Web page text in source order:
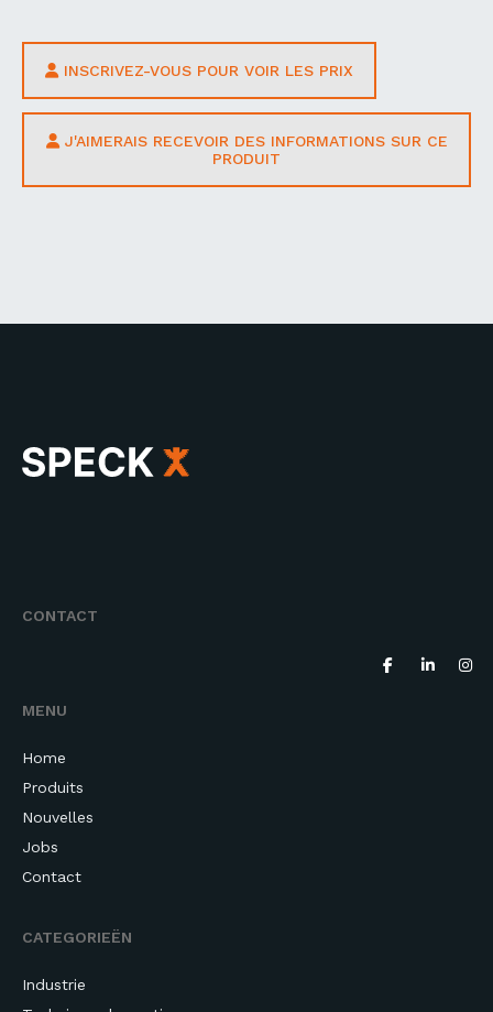
INSCRIVEZ-VOUS POUR VOIR LES PRIX
J'AIMERAIS RECEVOIR DES INFORMATIONS SUR CE
PRODUIT
CONTACT
MENU
Home
Produits
Nouvelles
Jobs
Contact
CATEGORIEËN
Industrie